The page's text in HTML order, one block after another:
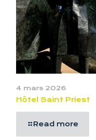
4 mars 2026
Hôtel Saint Priest
Read more